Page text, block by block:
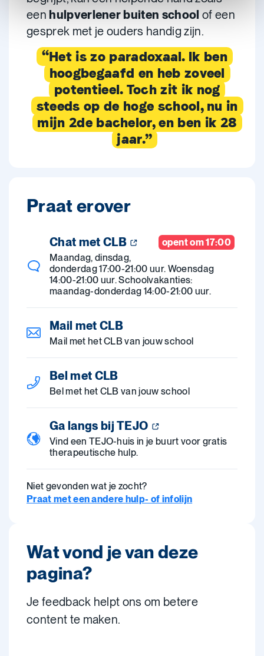
eenhulpverlener buiten school of een
gesprek met je ouders handig zijn.
“Het is zo paradoxaal. Ik ben
hoogbegaafd en heb zoveel
potentieel. Toch zit ik nog
steeds op de hoge school, nu in
mijn 2de bachelor, en ben ik 28
jaar.”
Praat erover
opent om 17:00
Chat met CLB
Maandag, dinsdag,
donderdag 17:00-21:00 uur. Woensdag
14:00-21:00 uur. Schoolvakanties:
maandag-donderdag 14:00-21:00 uur.
Mail met CLB
Mail met het CLB van jouw school
Bel met CLB
Bel met het CLB van jouw school
Ga langs bij TEJO
Vind een TEJO-huis in je buurt voor gratis
therapeutische hulp.
Niet gevonden wat je zocht?
Praat met een andere hulp- of infolijn
Wat vond je van deze
pagina?
Je feedback helpt ons om betere
content te maken.